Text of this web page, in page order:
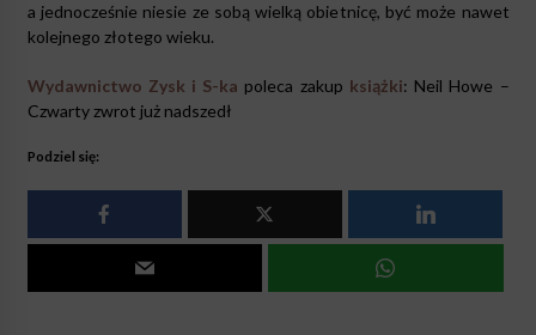
a jednocześnie niesie ze sobą wielką obietnicę, być może nawet
kolejnego złotego wieku.
Wydawnictwo Zysk i S-ka poleca zakup książki: Neil Howe –
Czwarty zwrot już nadszedł
Podziel się: